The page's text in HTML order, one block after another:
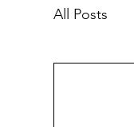
All Posts